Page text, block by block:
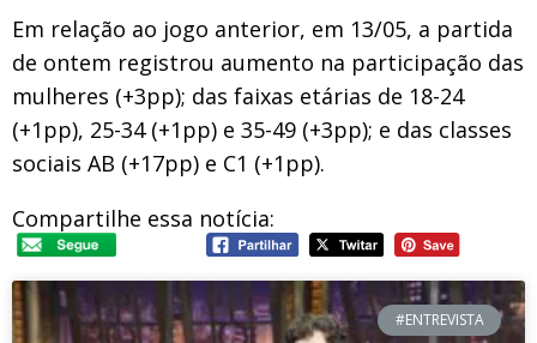
Em relação ao jogo anterior, em 13/05, a partida
de ontem registrou aumento na participação das
mulheres (+3pp); das faixas etárias de 18-24
(+1pp), 25-34 (+1pp) e 35-49 (+3pp); e das classes
sociais AB (+17pp) e C1 (+1pp).
Compartilhe essa notícia:
#ENTREVISTA